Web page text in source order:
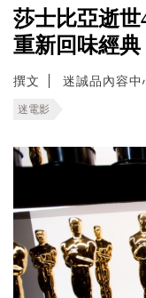
莎士比亞逝世
重新回味經典
撰文 迷誠品內容中
迷電影